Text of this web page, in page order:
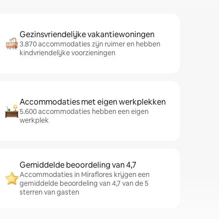
Gezinsvriendelijke vakantiewoningen
3.870 accommodaties zijn ruimer en hebben
kindvriendelijke voorzieningen
Accommodaties met eigen werkplekken
5.600 accommodaties hebben een eigen
werkplek
Gemiddelde beoordeling van 4,7
Accommodaties in Miraflores krijgen een
gemiddelde beoordeling van 4,7 van de 5
sterren van gasten